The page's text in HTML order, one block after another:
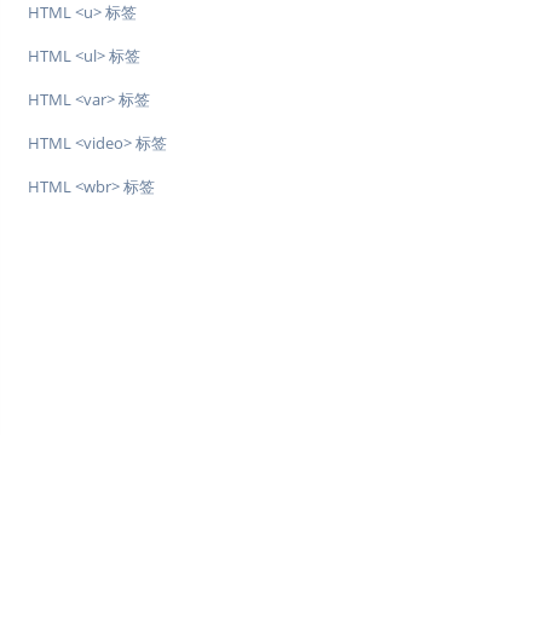
HTML <u> 标签
HTML <ul> 标签
HTML <var> 标签
HTML <video> 标签
HTML <wbr> 标签